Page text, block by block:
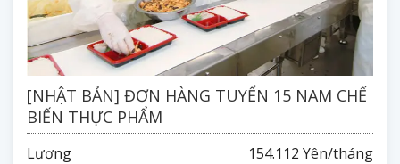
[NHẬT BẢN] ĐƠN HÀNG TUYỂN 15 NAM CHẾ
BIẾN THỰC PHẨM
Lương 154.112 Yên/tháng